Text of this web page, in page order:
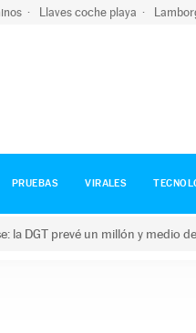
Llaves coche playa
PRUEBAS VIRALES
la DGT prevé un millón y medio